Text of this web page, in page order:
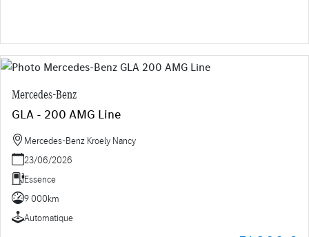
Mercedes-Benz
GLA - 200 AMG Line
Mercedes-Benz Kroely Nancy
23/06/2026
Essence
9 000km
Automatique